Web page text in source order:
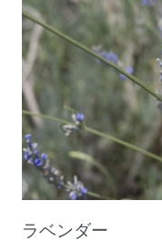
ラベンダー